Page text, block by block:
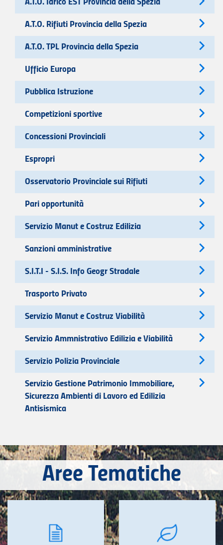
A.T.O. Idrico EST Provincia della Spezia
A.T.O. Rifiuti Provincia della Spezia
A.T.O. TPL Provincia della Spezia
Ufficio Europa
Pubblica Istruzione
Competizioni sportive
Concessioni Provinciali
Espropri
Osservatorio Provinciale sui Rifiuti
Pari opportunità
Servizio Manut e Costruz Edilizia
Sanzioni amministrative
S.I.T.I - S.I.S. Info Geogr Stradale
Trasporto Privato
Servizio Manut e Costruz Viabilità
Servizio Ammnistrativo Edilizia e Viabilità
Servizio Polizia Provinciale
Servizio Gestione Patrimonio Immobiliare,
Sicurezza Ambienti di Lavoro ed Edilizia
Antisismica
Aree Tematiche